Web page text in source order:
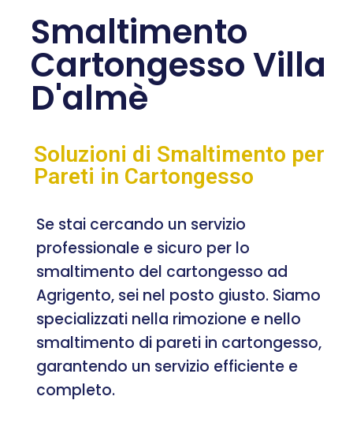
Smaltimento
Cartongesso Villa
D'almè
Soluzioni di Smaltimento per
Pareti in Cartongesso
Se stai cercando un servizio
professionale e sicuro per lo
smaltimento del cartongesso ad
Agrigento, sei nel posto giusto. Siamo
specializzati nella rimozione e nello
smaltimento di pareti in cartongesso,
garantendo un servizio efficiente e
completo.